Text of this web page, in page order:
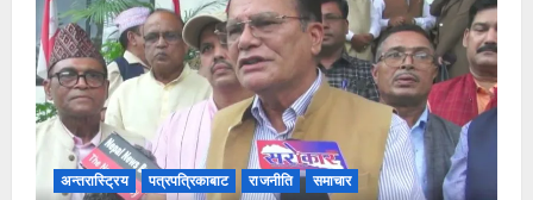
अन्तरास्ट्रिय पत्रपत्रिकाबाट राजनीति समाचार